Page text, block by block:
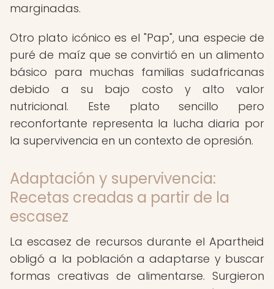
marginadas.
Otro plato icónico es el "Pap", una especie de
puré de maíz que se convirtió en un alimento
básico para muchas familias sudafricanas
debido a su bajo costo y alto valor
nutricional. Este plato sencillo pero
reconfortante representa la lucha diaria por
la supervivencia en un contexto de opresión.
Adaptación y supervivencia:
Recetas creadas a partir de la
escasez
La escasez de recursos durante el Apartheid
obligó a la población a adaptarse y buscar
formas creativas de alimentarse. Surgieron